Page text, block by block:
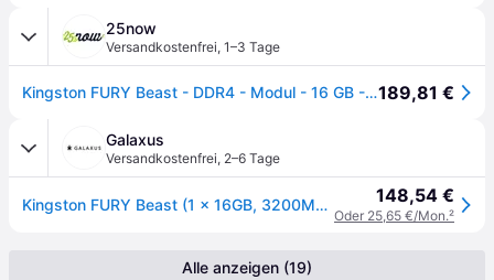
25now
Versandkostenfrei, 1–3 Tage
Kingston FURY Beast - DDR4 - Modul - 16 GB - DIMM 288-PIN189,81 €
Galaxus
Versandkostenfrei, 2–6 Tage
Kingston FURY Beast (1 x 16GB, 3200MHz, DDR4-RAM, DIMM), RAM, Schwarz 148,54 €
Oder 25,65 €/Mon.²
Alle anzeigen (19)